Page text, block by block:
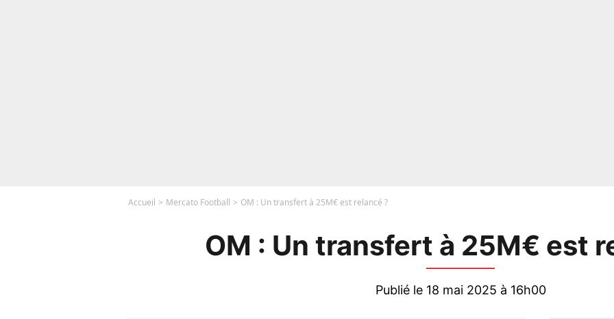
Accueil Mercato Football OM : Un transfert à 25M€ est relancé ?
OM : Un transfert à 25M€ est
Publié le 18 mai 2025 à 16h00